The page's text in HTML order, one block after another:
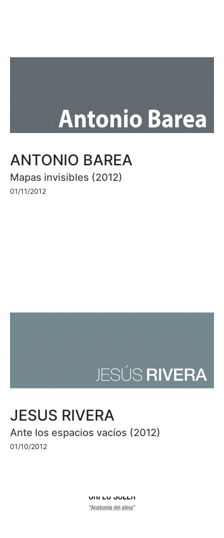
ANTONIO BAREA
Mapas invisibles (2012)
01/11/2012
JESUS RIVERA
Ante los espacios vacíos (2012)
01/10/2012